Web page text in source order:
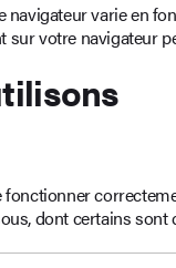
varie en
sur votre navigateur
dont certains